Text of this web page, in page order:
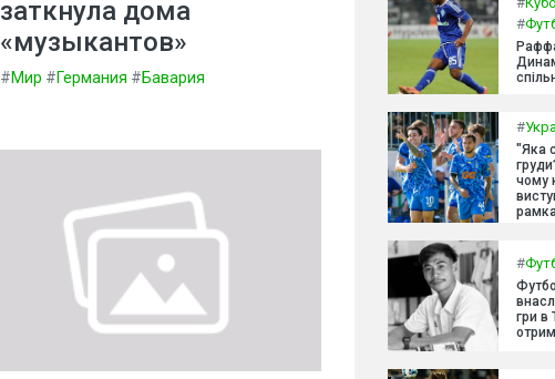
заткнула дома
«музыкантов»
#Мир #Германия #Бавария
#
#
"Яка
чому
#
гри в